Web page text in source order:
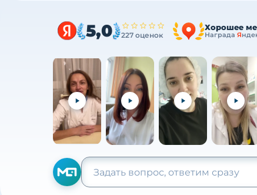
5,0 227 оценок
Хорошее
НаградаЯ